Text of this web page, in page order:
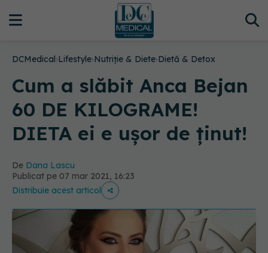
DCMedical›Lifestyle›Nutriție & Diete›Dietă & Detox
Cum a slăbit Anca Bejan
60 DE KILOGRAME!
DIETA ei e ușor de ținut!
De Dana Lascu
Publicat pe 07 mar 2021, 16:23
Distribuie acest articol